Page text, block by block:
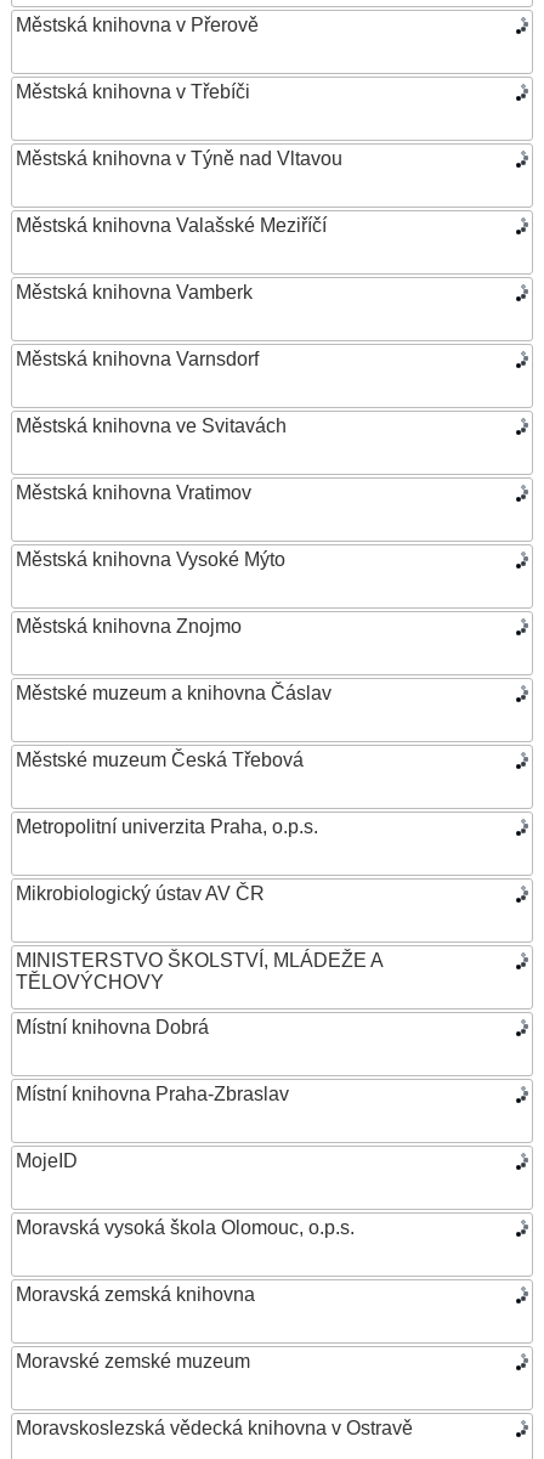
Městská knihovna v Přerově
Městská knihovna v Třebíči
Městská knihovna v Týně nad Vltavou
Městská knihovna Valašské Meziříčí
Městská knihovna Vamberk
Městská knihovna Varnsdorf
Městská knihovna ve Svitavách
Městská knihovna Vratimov
Městská knihovna Vysoké Mýto
Městská knihovna Znojmo
Městské muzeum a knihovna Čáslav
Městské muzeum Česká Třebová
Metropolitní univerzita Praha, o.p.s.
Mikrobiologický ústav AV ČR
MINISTERSTVO ŠKOLSTVÍ, MLÁDEŽE A
TĚLOVÝCHOVY
Místní knihovna Dobrá
Místní knihovna Praha-Zbraslav
MojeID
Moravská vysoká škola Olomouc, o.p.s.
Moravská zemská knihovna
Moravské zemské muzeum
Moravskoslezská vědecká knihovna v Ostravě